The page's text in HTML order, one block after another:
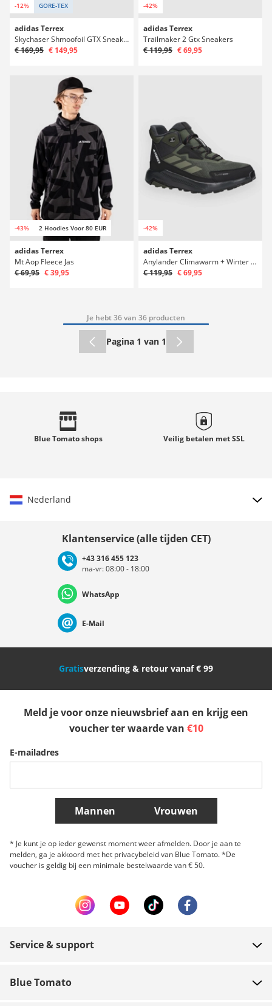
-12% GORE-TEX
adidas Terrex
Skychaser Shmoofoil GTX Sneakers
€ 169,95 € 149,95
-42%
adidas Terrex
Trailmaker 2 Gtx Sneakers
€ 119,95 € 69,95
-43% 2 Hoodies Voor 80 EUR
adidas Terrex
Mt Aop Fleece Jas
€ 69,95 € 39,95
-42%
adidas Terrex
Anylander Climawarm + Winter Schoenen
€ 119,95 € 69,95
Je hebt 36 van 36 producten
Pagina 1 van 1
Blue Tomatoshops Veilig betalen metSSL
Nederland
Deutschland Österreich
Nederland Italia (Italiano) Italien (Deutsch)
België (Nederlands)
Belgique (Français) Danmark Norge
Meer landen
Klantenservice (alle tijden CET)
+43 316 455 123
ma-vr: 08:00 - 18:00
WhatsApp
E-Mail
Gratisverzending & retour vanaf € 99
Meld je voor onze nieuwsbrief aan en krijg een
voucher ter waarde van €10
E-mailadres
Mannen Vrouwen
* Je kunt je op ieder gewenst moment weer afmelden. Door je aan te
melden, ga je akkoord met het privacybeleid van Blue Tomato. *De
voucher is geldig bij een minimale bestelwaarde van € 50.
Service & support
Blue Tomato